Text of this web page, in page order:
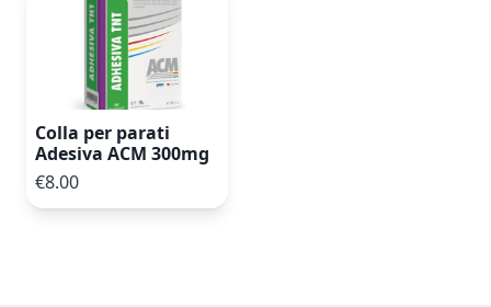
Colla per parati
Adesiva ACM 300mg
€8.00